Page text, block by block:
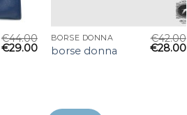
€44.00
€29.00
BORSE DONNA
borse donna
€42.00
€28.00